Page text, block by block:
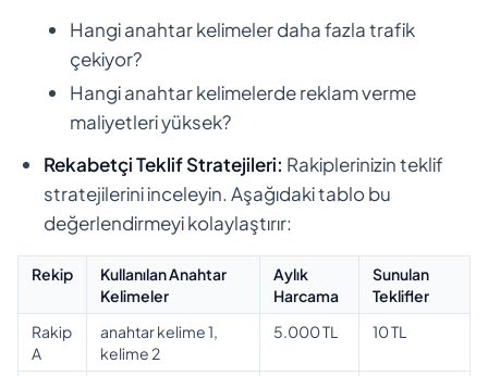
Hangi anahtar kelimeler daha fazla trafik
çekiyor?
Hangi anahtar kelimelerde reklam verme
maliyetleri yüksek?
Rekabetçi Teklif Stratejileri: Rakiplerinizin teklif
stratejilerini inceleyin. Aşağıdaki tablo bu
değerlendirmeyi kolaylaştırır:
Rekip
Kullanılan Anahtar
Kelimeler
Aylık
Harcama
Sunulan
Teklifler
Rakip
A
anahtar kelime 1,
kelime 2
5.000 TL 10 TL